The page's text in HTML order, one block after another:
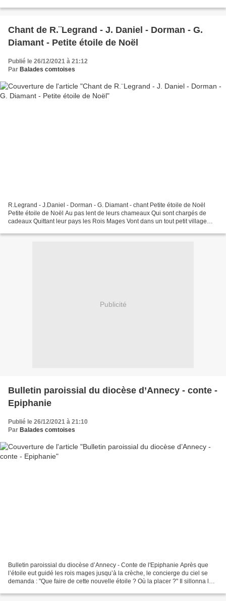
Chant de R.¨Legrand - J. Daniel - Dorman - G.
Diamant - Petite étoile de Noël
Publié le 26/12/2021 à 21:12
Par Balades comtoises
R.Legrand - J.Daniel - Dorman - G. Diamant - chant Petite étoile de Noël
Petite étoile de Noël Au pas lent de leurs chameaux Qui sont chargés de
cadeaux Quittant leur pays les Rois Mages Vont dans un tout petit village
Publicité
Bulletin paroissial du diocèse d’Annecy - conte -
Epiphanie
Publié le 26/12/2021 à 21:10
Par Balades comtoises
Bulletin paroissial du diocèse d’Annecy - Conte de l'Epiphanie Après que
l’étoile eut guidé les rois mages jusqu’à la crèche, le concierge du ciel se
demanda : "Que faire de cette nouvelle étoile ? Où la placer ?" Il sillonna le